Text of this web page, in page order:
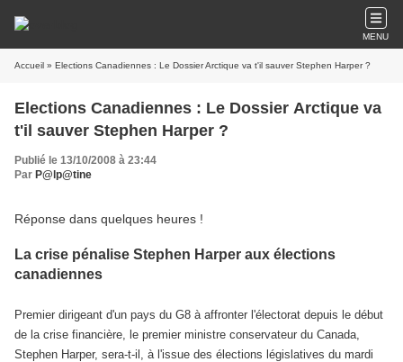
MENU
Accueil » Elections Canadiennes : Le Dossier Arctique va t'il sauver Stephen Harper ?
Elections Canadiennes : Le Dossier Arctique va
t'il sauver Stephen Harper ?
Publié le 13/10/2008 à 23:44
Par P@lp@tine
Réponse dans quelques heures !
La crise pénalise Stephen Harper aux élections
canadiennes
Premier dirigeant d'un pays du G8 à affronter l'électorat depuis le début
de la crise financière, le premier ministre conservateur du Canada,
Stephen Harper, sera-t-il, à l'issue des élections législatives du mardi